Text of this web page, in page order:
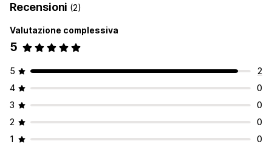
Recensioni (2)
Valutazione complessiva
5
5
2
4
0
3
0
2
0
1
0